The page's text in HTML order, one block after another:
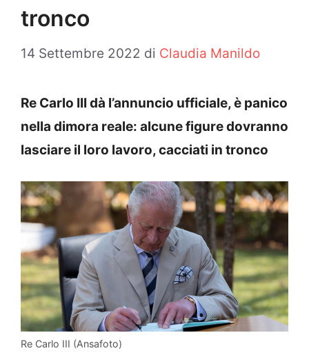
tronco
14 Settembre 2022 di Claudia Manildo
Re Carlo III dà l’annuncio ufficiale, è panico
nella dimora reale: alcune figure dovranno
lasciare il loro lavoro, cacciati in tronco
Re Carlo III (Ansafoto)